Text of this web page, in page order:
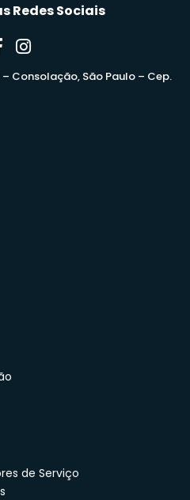
Redes Sociais
– Consolação, São Paulo – Cep.
de Serviço